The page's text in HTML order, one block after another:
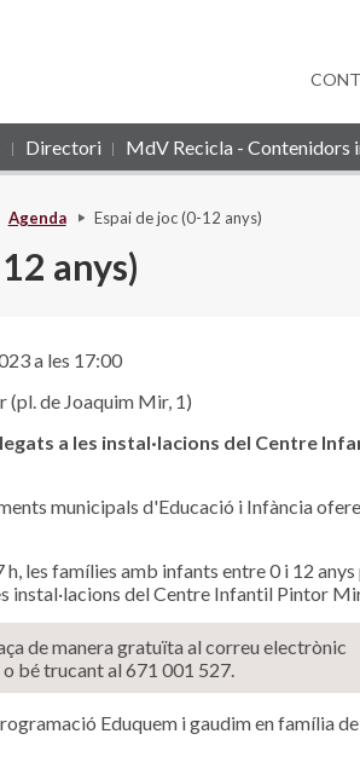
Directori MdV Recicla - Contenidors
Agenda Espai de joc (0-12 anys)
anys)
a les 17:00
de Joaquim Mir, 1)
a les instal·lacions del Centre
municipals d'Educació i Infància
h, les famílies amb infants entre 0 i 12
instal·lacions del Centre Infantil Pintor
de manera gratuïta al correu electrònic
o bé trucant al 671 001 527.
Eduquem i gaudim en família